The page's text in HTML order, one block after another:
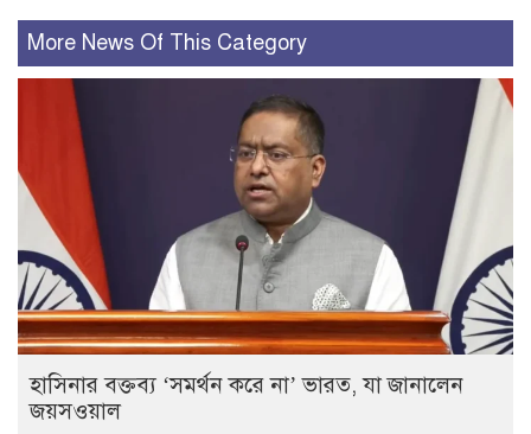
More News Of This Category
হাসিনার বক্তব্য ‘সমর্থন করে না’ ভারত, যা জানালেন
জয়সওয়াল